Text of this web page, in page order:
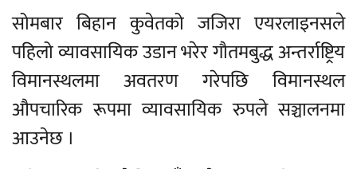
सोमबार बिहान कुवेतको जजिरा एयरलाइनसले
पहिलो व्यावसायिक उडान भरेर गौतमबुद्ध अन्तर्राष्ट्रिय
विमानस्थलमा अवतरण गरेपछि विमानस्थल
औपचारिक रूपमा व्यावसायिक रुपले सञ्चालनमा
आउनेछ ।